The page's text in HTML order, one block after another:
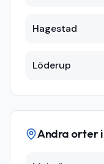
Hagestad
Löderup
Andra orter i